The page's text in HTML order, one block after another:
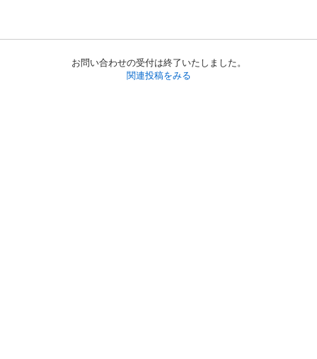
お問い合わせの受付は終了いたしました。
関連投稿をみる